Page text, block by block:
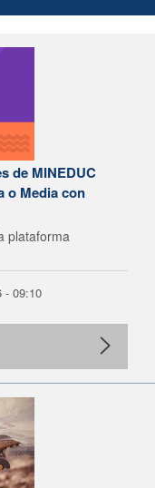
de MINEDUC
o Media con
plataforma
- 09:10